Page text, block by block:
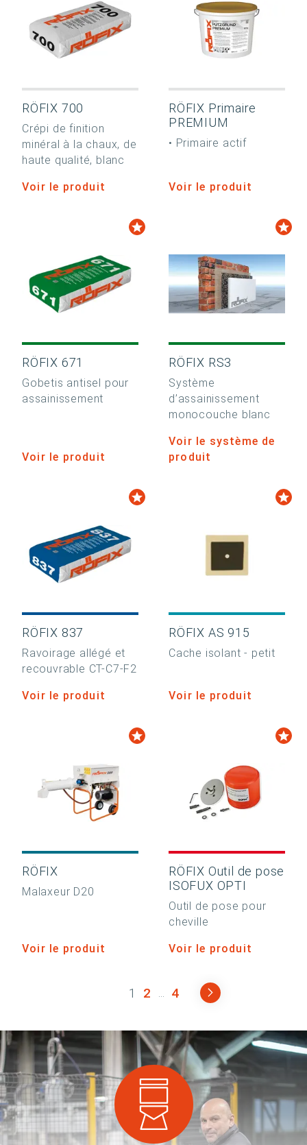
RÖFIX 700
Crépi de finition
minéral à la chaux, de
haute qualité, blanc
Voir le produit
RÖFIX Primaire
PREMIUM
• Primaire actif
Voir le produit
RÖFIX 671
Gobetis antisel pour
assainissement
Voir le produit
RÖFIX RS3
Système
d’assainissement
monocouche blanc
Voir le système de
produit
RÖFIX 837
Ravoirage allégé et
recouvrable CT-C7-F2
Voir le produit
RÖFIX AS 915
Cache isolant - petit
Voir le produit
RÖFIX
Malaxeur D20
Voir le produit
RÖFIX Outil de pose
ISOFUX OPTI
Outil de pose pour
cheville
Voir le produit
1 2 ... 4